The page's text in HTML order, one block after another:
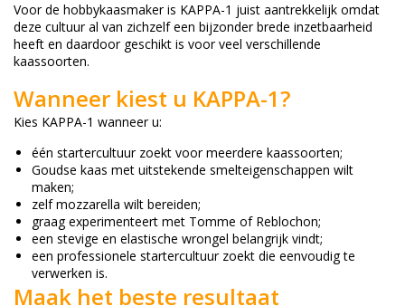
Voor de hobbykaasmaker is KAPPA-1 juist aantrekkelijk omdat
deze cultuur al van zichzelf een bijzonder brede inzetbaarheid
heeft en daardoor geschikt is voor veel verschillende
kaassoorten.
Wanneer kiest u KAPPA-1?
Kies KAPPA-1 wanneer u:
één startercultuur zoekt voor meerdere kaassoorten;
Goudse kaas met uitstekende smelteigenschappen wilt
maken;
zelf mozzarella wilt bereiden;
graag experimenteert met Tomme of Reblochon;
een stevige en elastische wrongel belangrijk vindt;
een professionele startercultuur zoekt die eenvoudig te
verwerken is.
Maak het beste resultaat